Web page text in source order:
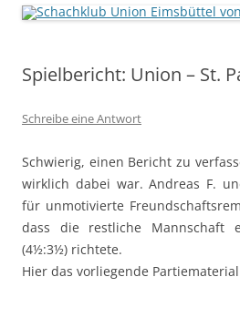
Spielbericht: Union – St.
Schreibe eine Antwort
Schwierig, einen Bericht zu
wirklich dabei war. Andreas F.
für unmotivierte
dass die restliche Mannschaft
(4½:3½) richtete.
Hier das vorliegende